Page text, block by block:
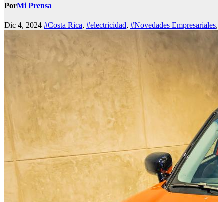
PorMi Prensa
Dic 4, 2024 #Costa Rica, #electricidad, #Novedades Empresariales,